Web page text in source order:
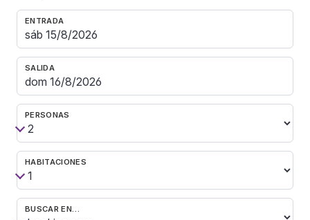
ENTRADA
SALIDA
PERSONAS
HABITACIONES
BUSCAR EN…